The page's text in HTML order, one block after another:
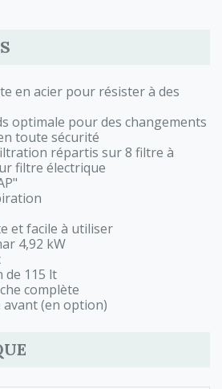
en acier pour résister à des
optimale pour des changements
toute sécurité
répartis sur 8 filtre à
filtre électrique
et facile à utiliser
4,92 kW
de 115 lt
complète
avant (en option)